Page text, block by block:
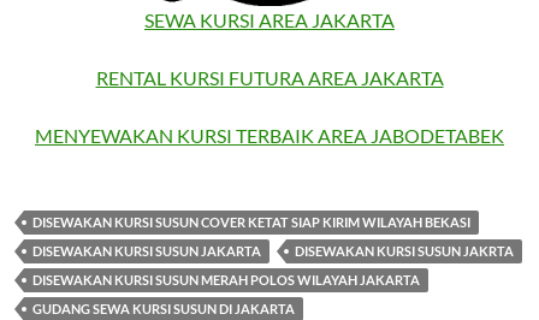
SEWA KURSI AREA JAKARTA
RENTAL KURSI FUTURA AREA JAKARTA
MENYEWAKAN KURSI TERBAIK AREA JABODETABEK
DISEWAKAN KURSI SUSUN COVER KETAT SIAP KIRIM WILAYAH BEKASI
DISEWAKAN KURSI SUSUN JAKARTA
DISEWAKAN KURSI SUSUN JAKRTA
DISEWAKAN KURSI SUSUN MERAH POLOS WILAYAH JAKARTA
GUDANG SEWA KURSI SUSUN DI JAKARTA